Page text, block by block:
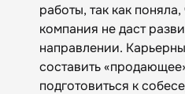
работы, так как
компания не даст
направлении.
составить
подготовиться к